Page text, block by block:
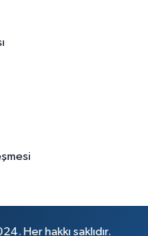
Her hakkı saklıdır.